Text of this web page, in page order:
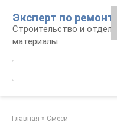
контенту
Эксперт по
Строительство и
материалы
Главная » Смеси